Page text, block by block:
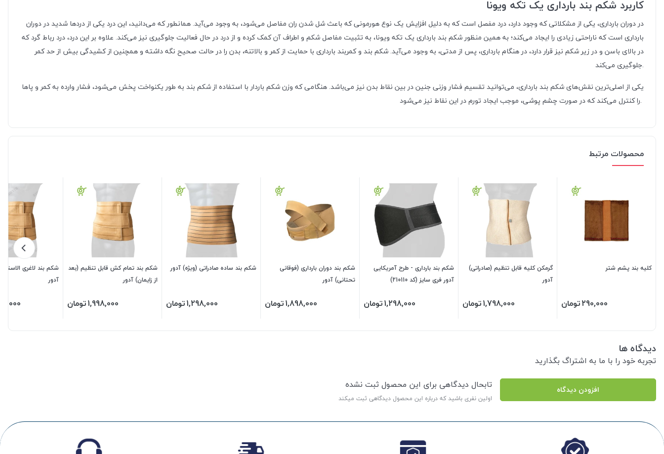
کاربرد شکم بند بارداری یک تکه ویونا
در دوران بارداری، یکی از مشکلاتی که وجود دارد، درد مفصل است که به دلیل افزایش یک نوع هورمونی که باعث شل شدن ران مفاصل می‌شود، به وجود می‌آید. همانطور که می‌دانید، این درد یکی از دردها شدید در دوران
بارداری است که ناراحتی زیادی را ایجاد می‌کند؛ به همین منظور شکم بند بارداری یک تکه ویونا، به تثبیت مفاصل شکم و اطراف آن کمک کرده و از درد در حال فعالیت جلوگیری نیز می‌کند. علاوه بر این درد، درد رباط گرد که
در بالای باسن و در زیر شکم نیز قرار دارد، در هنگام بارداری، پس از مدتی، به وجود می‌آید. شکم بند و کمربند بارداری با حمایت از کمر و بالاتنه، بدن را در حالت صحیح نگه داشته و همچنین از کشیدگی بیش از حد کمر
جلوگیری می‌کند.
یکی از اصلی‌ترین نقش‌های شکم بند بارداری، می‌توانید تقسیم فشار وزنی جنین در بین نقاط بدن نیز می‌باشد. هنگامی که وزن شکم باردار با استفاده از شکم بند به طور یکنواخت پخش می‌شود، فشار وارده به کمر و پاها
را کنترل می‌کند که در صورت چشم پوشی، موجب ایجاد تورم در این نقاط نیز می‌شود.
محصولات مرتبط
کلیه بند پشم شتر
290,000تومان
گرمکن کلیه قابل تنظیم (صادراتی)
آدور
1,798,000تومان
شکم بند بارداری - طرح آمریکایی
آدور فری سایز (کد 210110)
1,298,000تومان
شکم بند دوران بارداری (فوقانی
تحتانی) آدور
1,898,000تومان
شکم بند ساده صادراتی (ویژه) آدور
1,298,000تومان
شکم بند تمام کش قابل تنظیم (بعد
از زایمان) آدور
1,998,000تومان
شکم بند لاغری
آدور
دیدگاه ها
تجربه خود را با ما به اشتراگ بگذارید
افزودن دیدگاه تابحال دیدگاهی برای این محصول ثبت نشده
اولین نفری باشید که درباره این محصول دیدگاهی ثبت میکند